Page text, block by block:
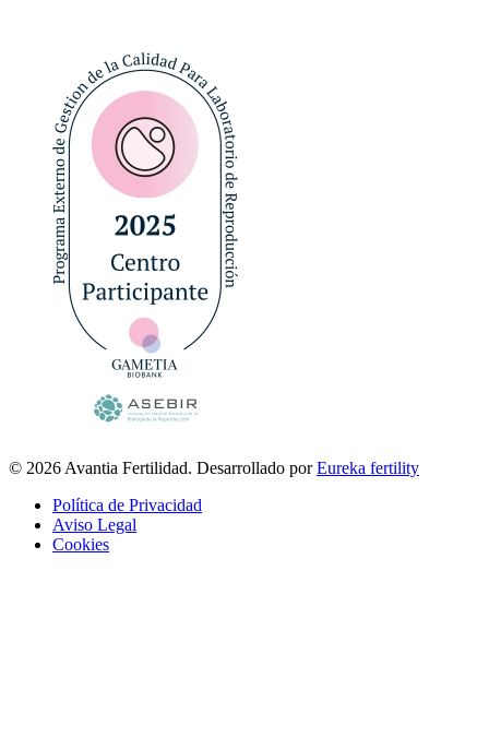
© 2026 Avantia Fertilidad. Desarrollado porEureka fertility
Política de Privacidad
Aviso Legal
Cookies